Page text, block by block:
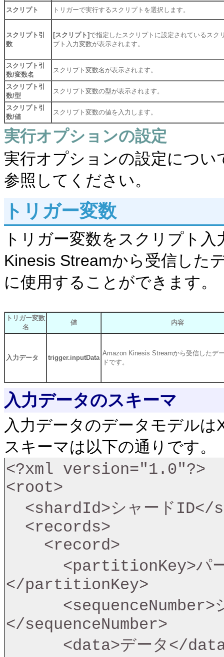
スクリプト
トリガーで実行するスクリプトを選択します。
スクリプト引
数
[スクリプト] で指定したスクリプトに設定されているスク
プト入力変数が表示されます。
スクリプト引
数/変数名
スクリプト変数名が表示されます。
スクリプト引
数/型
スクリプト変数の型が表示されます。
スクリプト引
数/値
スクリプト変数の値を入力します。
実行オプションの設定
実行オプションの設定につい
参照してください。
トリガー変数
トリガー変数をスクリプト
Kinesis Streamから受信した
に使用することができます。
トリガー変数
名
値 内容
入力データ trigger.inputData
Amazon Kinesis Streamから受信したデ
ドです。
入力データのスキーマ
入力データのデータモデルは
スキーマは以下の通りです。
<?xml version="1.0"?>
<root>
</partitionKey>
</sequenceNumber>